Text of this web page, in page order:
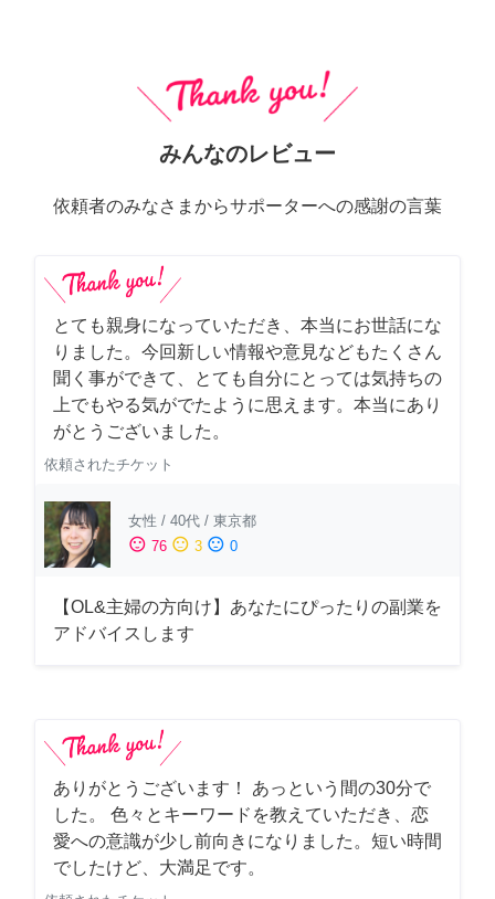
みんなのレビュー
依頼者のみなさまからサポーターへの感謝の言葉
とても親身になっていただき、本当にお世話にな
りました。今回新しい情報や意見などもたくさん
聞く事ができて、とても自分にとっては気持ちの
上でもやる気がでたように思えます。本当にあり
がとうございました。
依頼されたチケット
女性 / 40代 / 東京都
sentiment_satisfied 76 sentiment_neutral 3 sentiment_dissatisfied 0
【OL&主婦の方向け】あなたにぴったりの副業を
アドバイスします
ありがとうございます！ あっという間の30分で
した。 色々とキーワードを教えていただき、恋
愛への意識が少し前向きになりました。短い時間
でしたけど、大満足です。